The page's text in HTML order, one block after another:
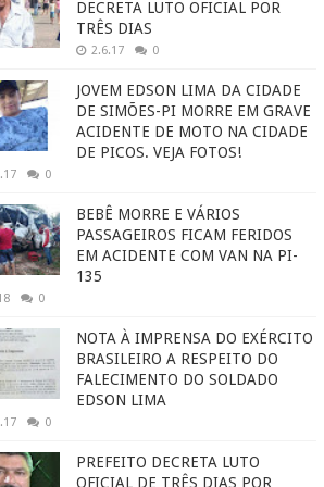
DECRETA LUTO OFICIAL POR
TRÊS DIAS
2.6.17 0
JOVEM EDSON LIMA DA CIDADE
DE SIMÕES-PI MORRE EM GRAVE
ACIDENTE DE MOTO NA CIDADE
DE PICOS. VEJA FOTOS!
0
BEBÊ MORRE E VÁRIOS
PASSAGEIROS FICAM FERIDOS
EM ACIDENTE COM VAN NA PI-
135
0
NOTA À IMPRENSA DO EXÉRCITO
BRASILEIRO A RESPEITO DO
FALECIMENTO DO SOLDADO
EDSON LIMA
0
PREFEITO DECRETA LUTO
OFICIAL DE TRÊS DIAS POR